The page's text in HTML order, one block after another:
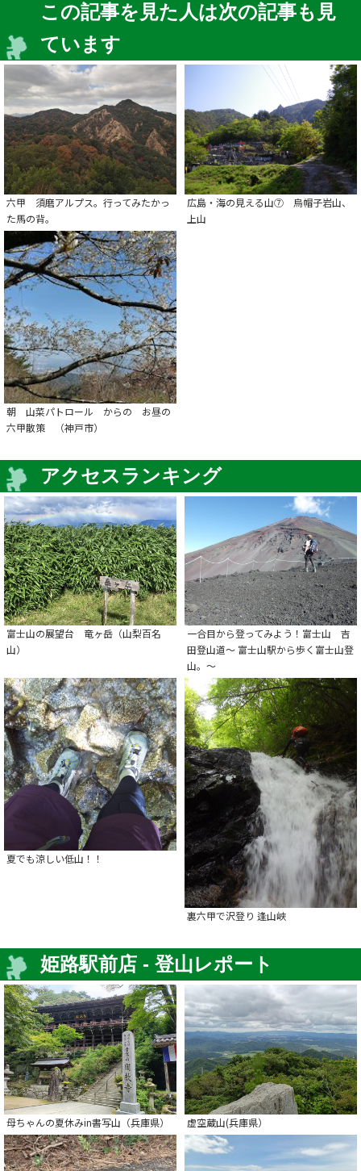
この記事を見た人は次の記事も見
ています
六甲 須磨アルプス。行ってみたかっ
た馬の背。
広島・海の見える山⑦ 烏帽子岩山、
上山
朝 山菜パトロール からの お昼の
六甲散策 （神戸市）
アクセスランキング
富士山の展望台 竜ヶ岳（山梨百名
山）
一合目から登ってみよう！富士山 吉
田登山道～ 富士山駅から歩く富士山登
山。～
夏でも涼しい低山！！
裏六甲で沢登り 逢山峡
姫路駅前店 - 登山レポート
母ちゃんの夏休みin書写山（兵庫県） 虚空蔵山(兵庫県）